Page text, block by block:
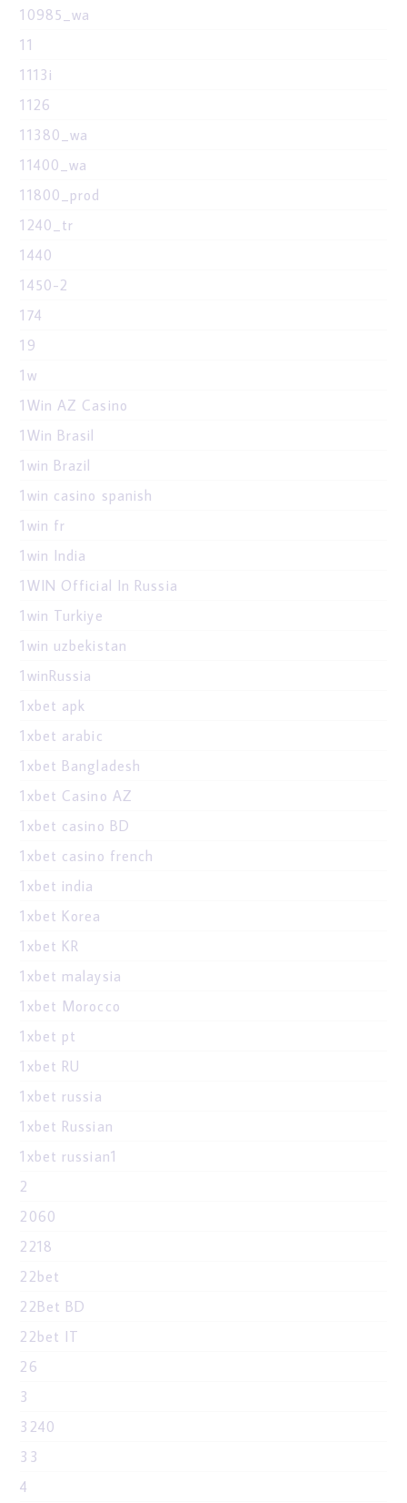
10985_wa
11
1113i
1126
11380_wa
11400_wa
11800_prod
1240_tr
1440
1450-2
174
19
1w
1Win AZ Casino
1Win Brasil
1win Brazil
1win casino spanish
1win fr
1win India
1WIN Official In Russia
1win Turkiye
1win uzbekistan
1winRussia
1xbet apk
1xbet arabic
1xbet Bangladesh
1xbet Casino AZ
1xbet casino BD
1xbet casino french
1xbet india
1xbet Korea
1xbet KR
1xbet malaysia
1xbet Morocco
1xbet pt
1xbet RU
1xbet russia
1xbet Russian
1xbet russian1
2
2060
2218
22bet
22Bet BD
22bet IT
26
3
3240
33
4